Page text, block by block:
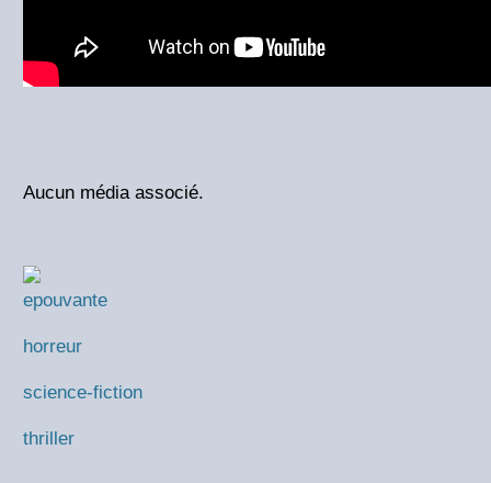
Aucun média associé.
epouvante
horreur
science-fiction
thriller